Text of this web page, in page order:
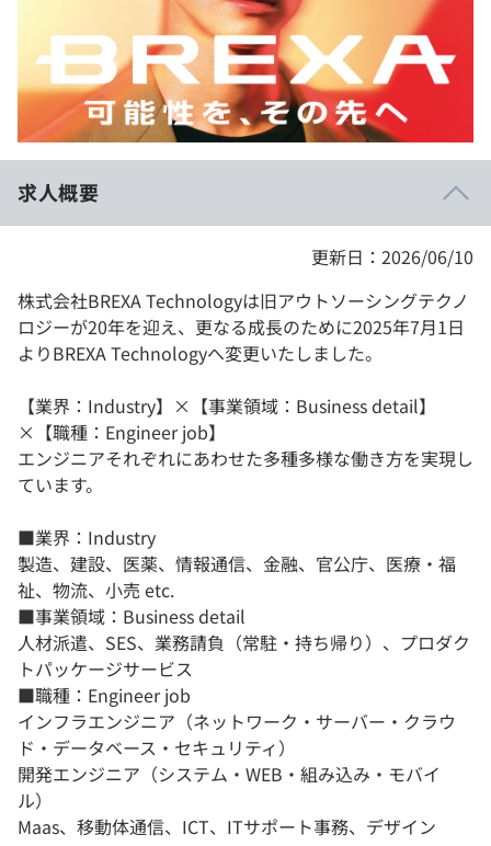
個人向けプラン
法人向けプラン
契約内容・クーポン
求人概要
更新日：2026/06/10
株式会社BREXA Technologyは旧アウトソーシングテクノ
ロジーが20年を迎え、更なる成長のために2025年7月1日
よりBREXA Technologyへ変更いたしました。
【業界：Industry】×【事業領域：Business detail】
×【職種：Engineer job】
エンジニアそれぞれにあわせた多種多様な働き方を実現し
ています。
■業界：Industry
製造、建設、医薬、情報通信、金融、官公庁、医療・福
祉、物流、小売 etc.
■事業領域：Business detail
人材派遣、SES、業務請負（常駐・持ち帰り）、プロダク
トパッケージサービス
■職種：Engineer job
インフラエンジニア（ネットワーク・サーバー・クラウ
ド・データベース・セキュリティ）
開発エンジニア（システム・WEB・組み込み・モバイ
ル）
Maas、移動体通信、ICT、ITサポート事務、デザイン